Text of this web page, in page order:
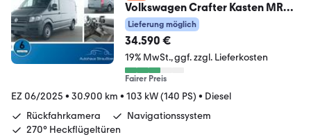
Volkswagen Crafter Kasten MR
Sitzheizung Klima NAVI RFK
Lieferung möglich
34.590 €
19% MwSt. ggf. zzgl. Lieferkosten
Fairer Preis
EZ 06/2025 • 30.900 km • 103 kW (140 PS) • Diesel
Rückfahrkamera
Navigationssystem
270° Heckflügeltüren